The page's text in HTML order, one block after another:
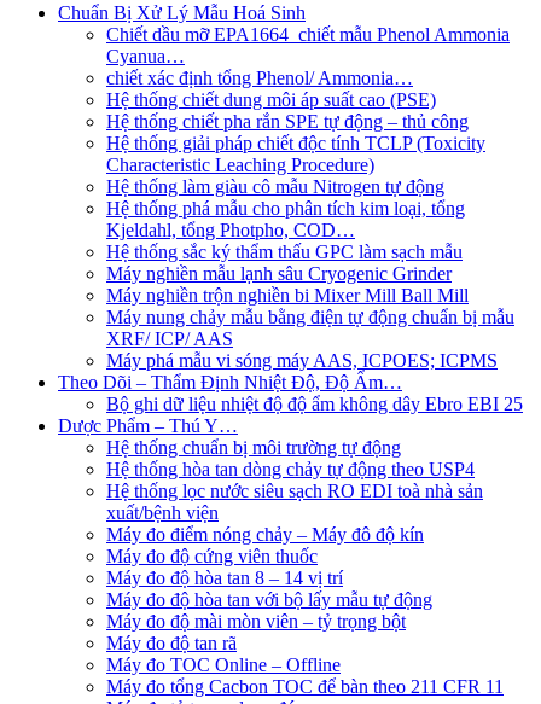
Chuẩn Bị Xử Lý Mẫu Hoá Sinh
Chiết dầu mỡ EPA1664_chiết mẫu Phenol Ammonia
Cyanua…
chiết xác định tổng Phenol/ Ammonia…
Hệ thống chiết dung môi áp suất cao (PSE)
Hệ thống chiết pha rắn SPE tự động – thủ công
Hệ thống giải pháp chiết độc tính TCLP (Toxicity
Characteristic Leaching Procedure)
Hệ thống làm giàu cô mẫu Nitrogen tự động
Hệ thống phá mẫu cho phân tích kim loại, tổng
Kjeldahl, tổng Photpho, COD…
Hệ thống sắc ký thẩm thấu GPC làm sạch mẫu
Máy nghiền mẫu lạnh sâu Cryogenic Grinder
Máy nghiền trộn nghiền bi Mixer Mill Ball Mill
Máy nung chảy mẫu bằng điện tự động chuẩn bị mẫu
XRF/ ICP/ AAS
Máy phá mẫu vi sóng máy AAS, ICPOES; ICPMS
Theo Dõi – Thẩm Định Nhiệt Độ, Độ Ẩm…
Bộ ghi dữ liệu nhiệt độ độ ẩm không dây Ebro EBI 25
Dược Phẩm – Thú Y…
Hệ thống chuẩn bị môi trường tự động
Hệ thống hòa tan dòng chảy tự động theo USP4
Hệ thống lọc nước siêu sạch RO EDI​​ toà nhà sản
xuất/bệnh viện
Máy đo điểm nóng chảy – Máy đô độ kín
Máy đo độ cứng viên thuốc
Máy đo độ hòa tan 8 – 14 vị trí
Máy đo độ hòa tan với bộ lấy mẫu tự động
Máy đo độ mài mòn viên – tỷ trọng bột
Máy đo độ tan rã
Máy đo TOC Online – Offline
Máy đo tổng Cacbon TOC để bàn theo 211 CFR 11